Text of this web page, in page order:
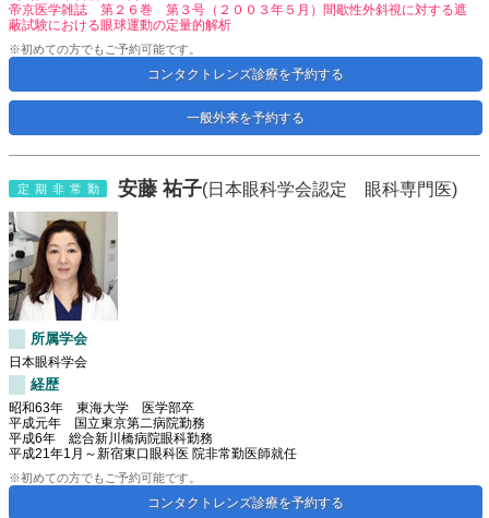
帝京医学雑誌 第２６巻 第３号（２００３年５月）間歇性外斜視に対する遮
蔽試験における眼球運動の定量的解析
※初めての方でもご予約可能です。
コンタクトレンズ診療を予約する
一般外来を予約する
定期非常勤 安藤 祐子(日本眼科学会認定 眼科専門医)
所属学会
日本眼科学会
経歴
昭和63年 東海大学 医学部卒
平成元年 国立東京第二病院勤務
平成6年 総合新川橋病院眼科勤務
平成21年1月～新宿東口眼科医 院非常勤医師就任
※初めての方でもご予約可能です。
コンタクトレンズ診療を予約する